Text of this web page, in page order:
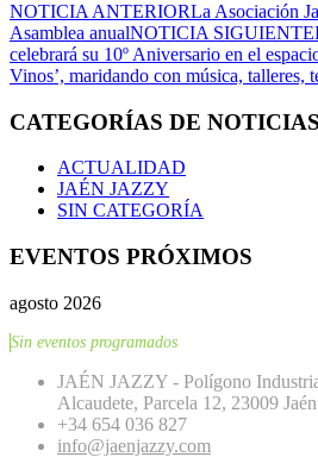
NOTICIA ANTERIORLa Asociación
Asamblea anualNOTICIA SIGUIENTE
celebrará su 10º Aniversario en el
Vinos’, maridando con música, talleres,
CATEGORÍAS DE NOTICIAS
ACTUALIDAD
JAÉN JAZZY
SIN CATEGORÍA
EVENTOS PRÓXIMOS
agosto 2026
Sin eventos programados
JAÉN JAZZY - Polígono
Alcaudete, Parcela 12, 23009 Jaén
+34 654 036 827
info@jaenjazzy.com